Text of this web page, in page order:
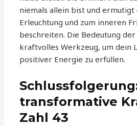
niemals allein bist und ermutigt
Erleuchtung und zum inneren
beschreiten. Die Bedeutung
kraftvolles Werkzeug, um dein
positiver Energie zu erfüllen.
transformative
Zahl 43